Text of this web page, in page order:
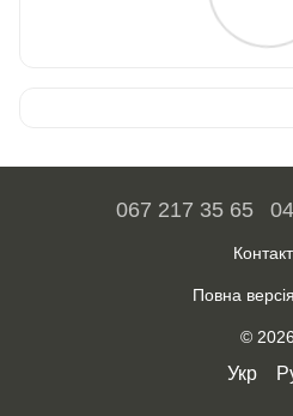
067 217 35 65
Повна
© 2026
Укр